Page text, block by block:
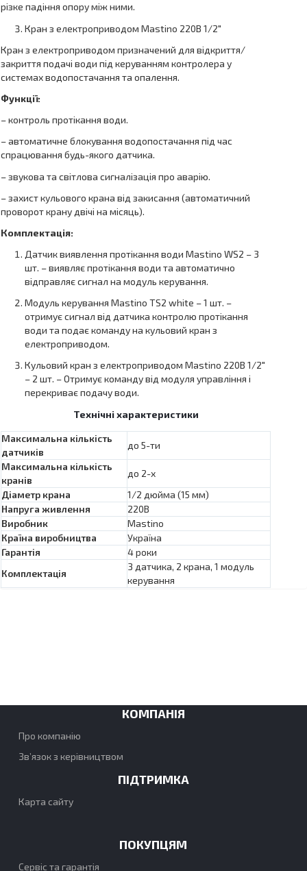
різке падіння опору між ними.
Кран з електроприводом Mastino 220В 1/2″
Кран з електроприводом призначений для відкриття/
закриття подачі води під керуванням контролера у
системах водопостачання та опалення.
Функції:
– контроль протікання води.
– автоматичне блокування водопостачання під час
спрацювання будь-якого датчика.
– звукова та світлова сигналізація про аварію.
– захист кульового крана від закисання (автоматичний
проворот крану двічі на місяць).
Комплектація:
Датчик виявлення протікання води Mastino WS2 – 3
шт. – виявляє протікання води та автоматично
відправляє сигнал на модуль керування.
Модуль керування Mastino TS2 white – 1 шт. –
отримує сигнал від датчика контролю протікання
води та подає команду на кульовий кран з
електроприводом.
Кульовий кран з електроприводом Mastino 220В 1/2″
– 2 шт. – Отримує команду від модуля управління і
перекриває подачу води.
Технічні характеристики
Максимальна кількість
датчиків
до 5-ти
Максимальна кількість
кранів
до 2-х
Діаметр крана
1/2 дюйма (15 мм)
Напруга живлення
220В
Виробник
Mastino
Країна виробництва
Україна
Гарантiя
4 роки
Комплектація
3 датчика, 2 крана, 1 модуль
керування
КОМПАНІЯ
Про компанію
Зв’язок з керівництвом
ПІДТРИМКА
Карта сайту
ПОКУПЦЯМ
Сервіс та гарантія